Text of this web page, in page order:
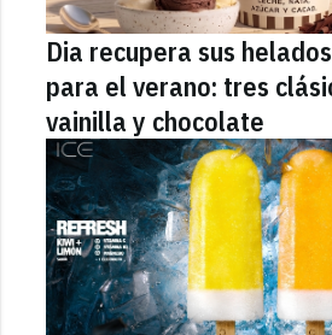
Dia recupera sus
para el verano: tres
vainilla y chocolate